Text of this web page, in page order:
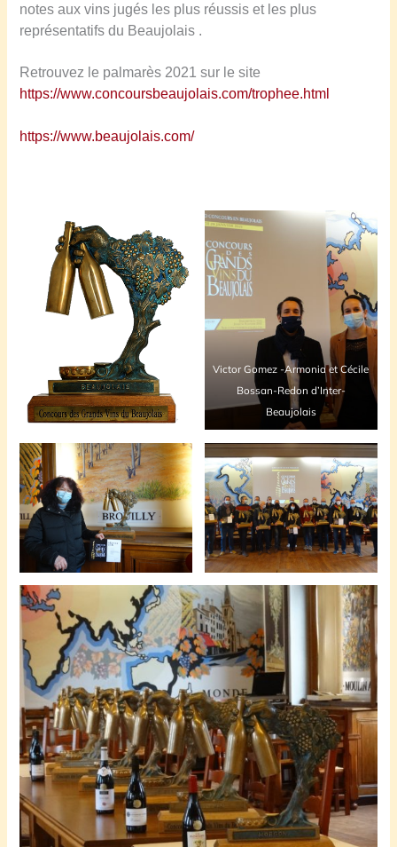
notes aux vins jugés les plus réussis et les plus
représentatifs du Beaujolais .
Retrouvez le palmarès 2021 sur le site
https://www.concoursbeaujolais.com/trophee.html
https://www.beaujolais.com/
Victor Gomez -Armonia et Cécile
Bossan-Redon d’Inter-
Beaujolais